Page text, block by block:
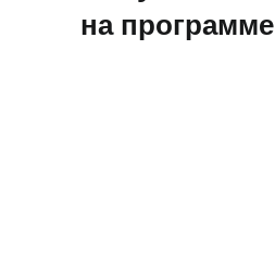
на программе